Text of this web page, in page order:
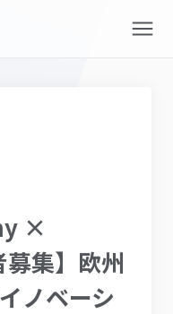
×
集】欧州
ノベーシ